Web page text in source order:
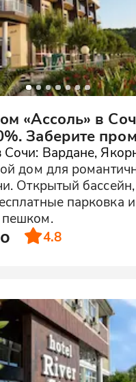
«Ассоль» в
Заберите
Сочи: Вардане,
дом для
Открытый бассейн,
парковка
4.8